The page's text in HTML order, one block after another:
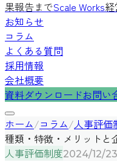
果報告までScale Works
お知らせ
コラム
よくある質問
採用情報
会社概要
資料ダウンロードお問い
ホーム/コラム/人事評価
種類・特徴・メリットと
人事評価制度2024/12/23